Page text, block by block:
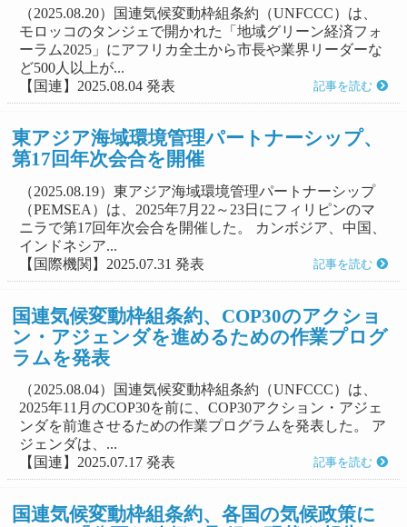
（2025.08.20）国連気候変動枠組条約（UNFCCC）は、
モロッコのタンジェで開かれた「地域グリーン経済フォ
ーラム2025」にアフリカ全土から市長や業界リーダーな
ど500人以上が...
【国連】2025.08.04 発表
記事を読む
東アジア海域環境管理パートナーシップ、
第17回年次会合を開催
（2025.08.19）東アジア海域環境管理パートナーシップ
（PEMSEA）は、2025年7月22～23日にフィリピンのマ
ニラで第17回年次会合を開催した。 カンボジア、中国、
インドネシア...
【国際機関】2025.07.31 発表
記事を読む
国連気候変動枠組条約、COP30のアクショ
ン・アジェンダを進めるための作業プログ
ラムを発表
（2025.08.04）国連気候変動枠組条約（UNFCCC）は、
2025年11月のCOP30を前に、COP30アクション・アジェ
ンダを前進させるための作業プログラムを発表した。 ア
ジェンダは、...
【国連】2025.07.17 発表
記事を読む
国連気候変動枠組条約、各国の気候政策に